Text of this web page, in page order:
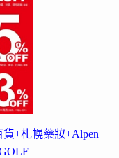
+札幌藥妝+Alpen